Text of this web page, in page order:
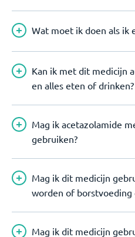
Wat moet ik doen als ik
Kan ik met dit medicijn
en alles eten of drinken?
Mag ik acetazolamide
gebruiken?
Mag ik dit medicijn
worden of borstvoeding
Mag ik dit medicijn